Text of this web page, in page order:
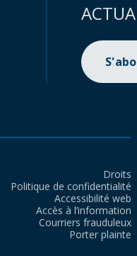
Droits
Politique de confidentialité
Accessibilité web
Accès à l’information
Courriers frauduleux
Porter plainte